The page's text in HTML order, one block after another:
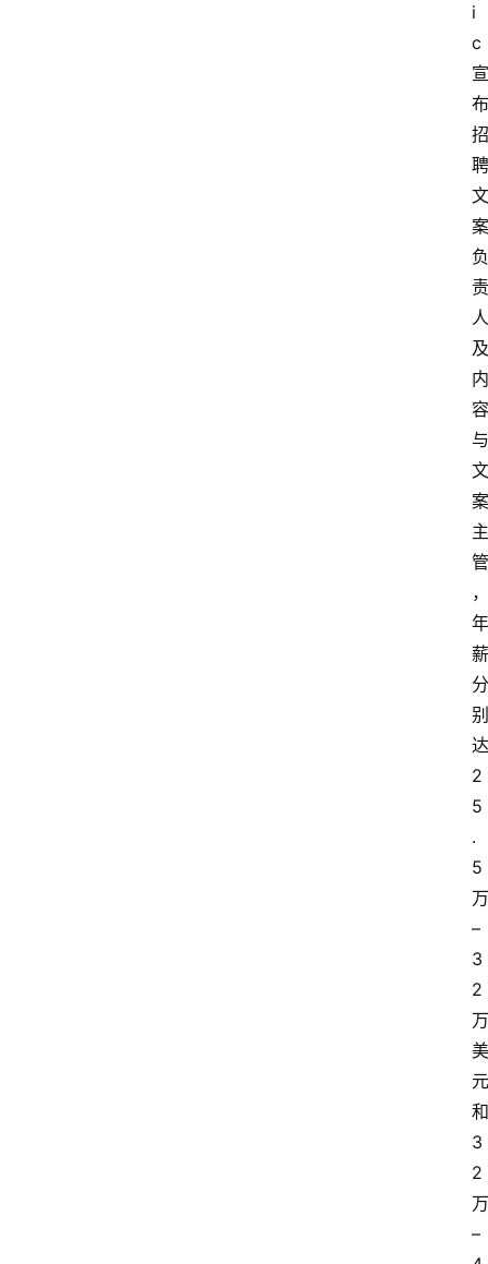
i
c
宣
布
招
聘
文
案
负
责
人
及
内
容
与
文
案
主
管
，
年
薪
分
别
达
2
5
.
5
万
–
3
2
万
美
元
和
3
2
万
–